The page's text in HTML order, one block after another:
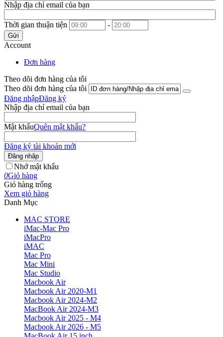
Nhập địa chỉ email của bạn
Thời gian thuận tiện -
Gửi
Account
Đơn hàng
Theo dõi đơn hàng của tôi
Theo dõi đơn hàng của tôi
Đăng nhậpĐăng ký
Nhập địa chỉ email của bạn
Mật khẩuQuên mật khẩu?
Đăng ký tài khoản mới
Đăng nhập
Nhớ mật khẩu
0Giỏ hàng
Giỏ hàng trống
Xem giỏ hàng
Danh Mục
MAC STORE
iMac-Mac Pro
iMacPro
iMAC
Mac Pro
Mac Mini
Mac Studio
Macbook Air
Macbook Air 2020-M1
Macbook Air 2024-M2
MacBook Air 2024-M3
Macbook Air 2025 - M4
Macbook Air 2026 - M5